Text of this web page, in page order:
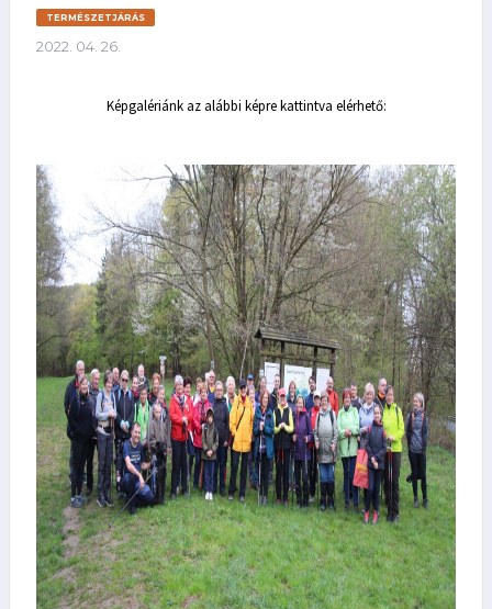
TERMÉSZETJÁRÁS
2022. 04. 26.
Képgalériánk az alábbi képre kattintva elérhető: